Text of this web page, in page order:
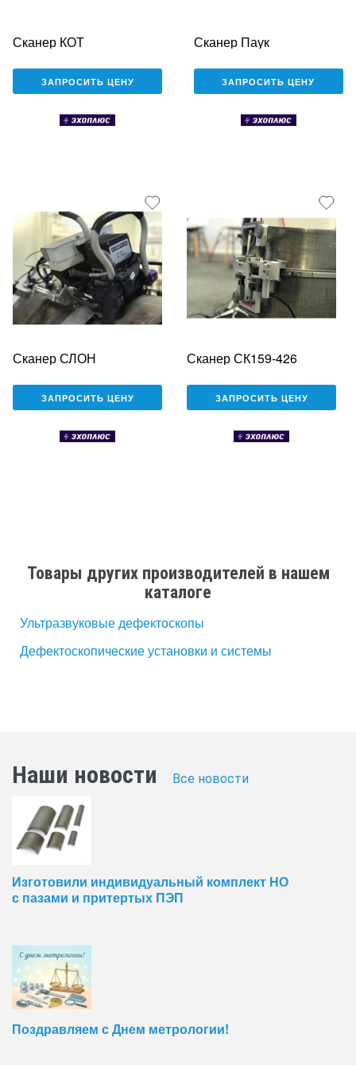
Сканер КОТ
ЗАПРОСИТЬ ЦЕНУ
Сканер Паук
ЗАПРОСИТЬ ЦЕНУ
Сканер СЛОН
ЗАПРОСИТЬ ЦЕНУ
Сканер СК159-426
ЗАПРОСИТЬ ЦЕНУ
Товары других производителей в нашем
каталоге
Ультразвуковые дефектоскопы
Дефектоскопические установки и системы
Наши новости Все новости
Изготовили индивидуальный комплект НО
с пазами и притертых ПЭП
Поздравляем с Днем метрологии!